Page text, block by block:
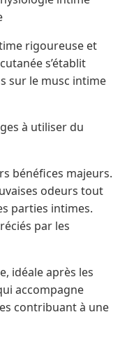
rigoureuse et
s’établit
sur le musc intime
à utiliser du
bénéfices majeurs.
odeurs tout
parties intimes.
par les
idéale après les
accompagne
contribuant à une